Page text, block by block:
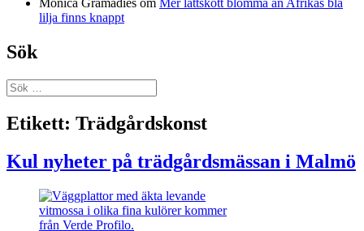
Monica Gramadies om Mer lättskött blomma än Afrikas blå
lilja finns knappt
Sök
Sök
efter:
Etikett: Trädgårdskonst
Kul nyheter på trädgårdsmässan i Malmö